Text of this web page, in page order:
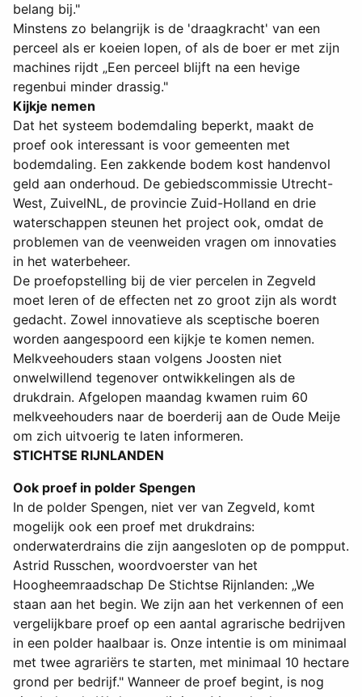
belang bij."
Minstens zo belangrijk is de 'draagkracht' van een
perceel als er koeien lopen, of als de boer er met zijn
machines rijdt „Een perceel blijft na een hevige
regenbui minder drassig."
Kijkje nemen
Dat het systeem bodemdaling beperkt, maakt de
proef ook interessant is voor gemeenten met
bodemdaling. Een zakkende bodem kost handenvol
geld aan onderhoud. De gebiedscommissie Utrecht-
West, ZuivelNL, de provincie Zuid-Holland en drie
waterschappen steunen het project ook, omdat de
problemen van de veenweiden vragen om innovaties
in het waterbeheer.
De proefopstelling bij de vier percelen in Zegveld
moet leren of de effecten net zo groot zijn als wordt
gedacht. Zowel innovatieve als sceptische boeren
worden aangespoord een kijkje te komen nemen.
Melkveehouders staan volgens Joosten niet
onwelwillend tegenover ontwikkelingen als de
drukdrain. Afgelopen maandag kwamen ruim 60
melkveehouders naar de boerderij aan de Oude Meije
om zich uitvoerig te laten informeren.
STICHTSE RIJNLANDEN
Ook proef in polder Spengen
In de polder Spengen, niet ver van Zegveld, komt
mogelijk ook een proef met drukdrains:
onderwaterdrains die zijn aangesloten op de pompput.
Astrid Russchen, woordvoerster van het
Hoogheemraadschap De Stichtse Rijnlanden: „We
staan aan het begin. We zijn aan het verkennen of een
vergelijkbare proef op een aantal agrarische bedrijven
in een polder haalbaar is. Onze intentie is om minimaal
met twee agrariërs te starten, met minimaal 10 hectare
grond per bedrijf." Wanneer de proef begint, is nog